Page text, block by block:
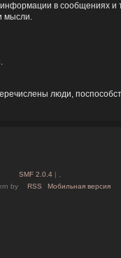
в сообщениях и
мысли.
люди,
SMF 2.0.4| ,
by
RSS Мобильная версия